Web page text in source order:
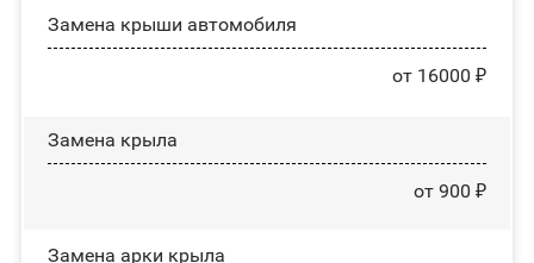
Замена крыши автомобиля
от 16000 ₽
Замена крыла
от 900 ₽
Замена арки крыла